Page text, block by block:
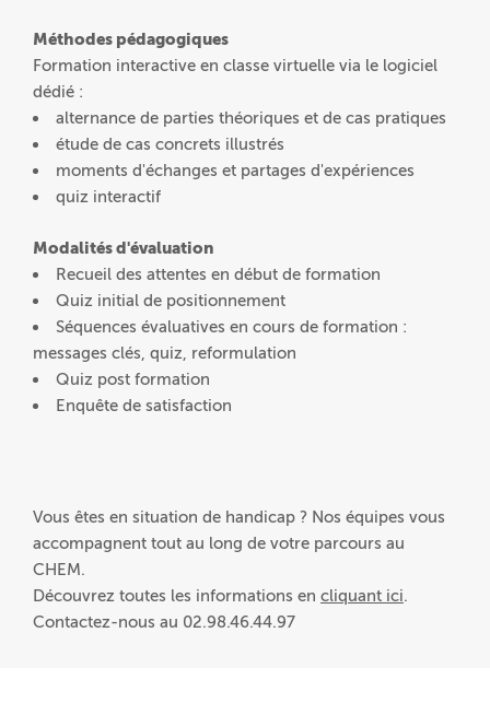
Méthodes pédagogiques
Formation interactive en classe virtuelle via le logiciel
dédié :
alternance de parties théoriques et de cas pratiques
étude de cas concrets illustrés
moments d'échanges et partages d'expériences
quiz interactif
Modalités d'évaluation
Recueil des attentes en début de formation
Quiz initial de positionnement
Séquences évaluatives en cours de formation :
messages clés, quiz, reformulation
Quiz post formation
Enquête de satisfaction
Vous êtes en situation de handicap ? Nos équipes vous
accompagnent tout au long de votre parcours au
CHEM.
Découvrez toutes les informations en cliquant ici.
Contactez-nous au 02.98.46.44.97